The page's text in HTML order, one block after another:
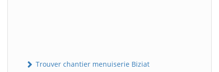
Trouver chantier menuiserie Biziat